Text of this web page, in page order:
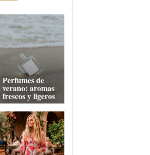
Perfumes de
verano: aromas
frescos y ligeros